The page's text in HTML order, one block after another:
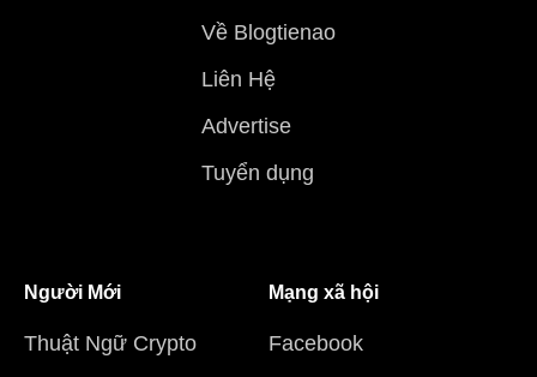
Về Blogtienao
Liên Hệ
Advertise
Tuyển dụng
Người Mới
Thuật Ngữ Crypto
Mạng xã hội
Facebook